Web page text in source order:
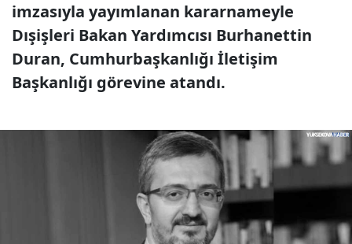
imzasıyla yayımlanan kararnameyle
Dışişleri Bakan Yardımcısı Burhanettin
Duran, Cumhurbaşkanlığı İletişim
Başkanlığı görevine atandı.